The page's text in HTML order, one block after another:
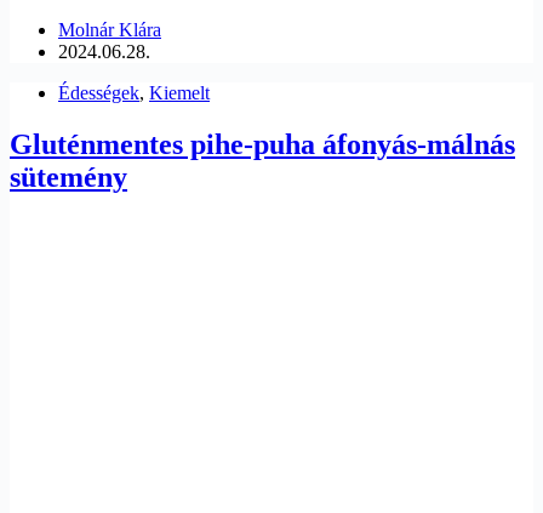
Molnár Klára
2024.06.28.
Édességek, Kiemelt
Gluténmentes pihe-puha áfonyás-málnás
sütemény